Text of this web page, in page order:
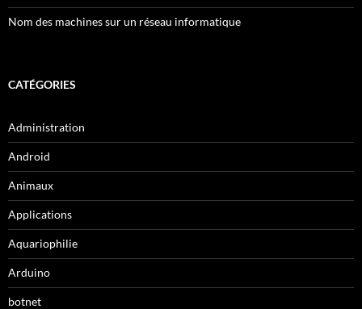
Nom des machines sur un réseau informatique
CATÉGORIES
Administration
Android
Animaux
Applications
Aquariophilie
Arduino
botnet